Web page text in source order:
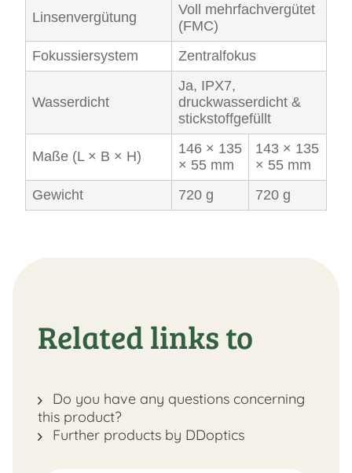
Linsenvergütung
Voll mehrfachvergütet
(FMC)
Fokussiersystem
Zentralfokus
Wasserdicht
Ja, IPX7,
druckwasserdicht &
stickstoffgefüllt
Maße (L × B × H)
146 × 135
× 55 mm
143 × 135
× 55 mm
Gewicht
720 g 720 g
Related links to
Do you have any questions concerning
this product?
Further products by DDoptics